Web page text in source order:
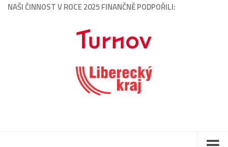
NAŠI ČINNOST V ROCE 2025 FINANČNĚ PODPOŘILI: